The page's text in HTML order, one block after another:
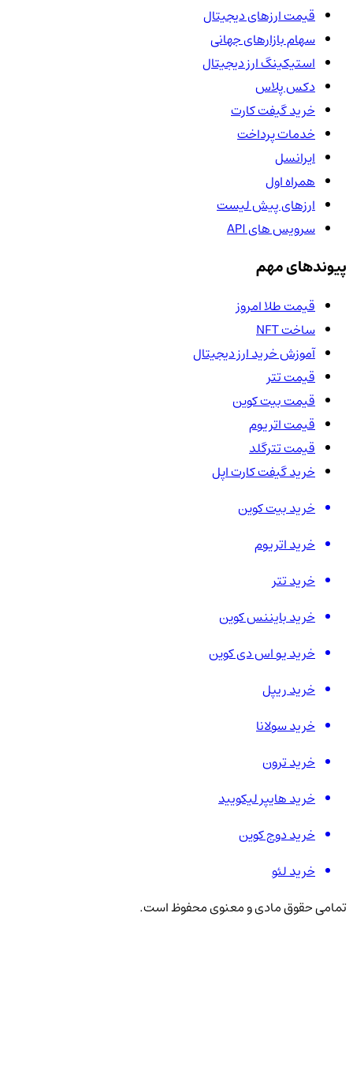
قیمت ارزهای دیجیتال
سهام بازارهای جهانی
استیکینگ ارز دیجیتال
دکس پلاس
خرید گیفت کارت
خدمات پرداخت
ایرانسل
همراه اول
ارزهای پیش لیست
سرویس های API
پیوندهای مهم
قیمت طلا امروز
ساخت NFT
آموزش خرید ارز دیجیتال
قیمت تتر
قیمت بیت کوین
قیمت اتریوم
قیمت تترگلد
خرید گیفت کارت اپل
خرید بیت کوین
خرید اتریوم
خرید تتر
خرید بایننس کوین
خرید یو اس دی کوین
خرید ریپل
خرید سولانا
خرید ترون
خرید هایپر لیکویید
خرید دوج کوین
خرید لئو
تمامی حقوق مادی و معنوی محفوظ است.